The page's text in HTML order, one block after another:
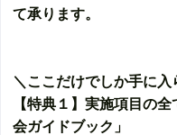
て承ります。
＼ここだけでしか手に
【特典１】実施項目の
会ガイドブック」